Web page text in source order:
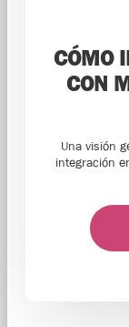
CÓMO
CON
Una visión
integración